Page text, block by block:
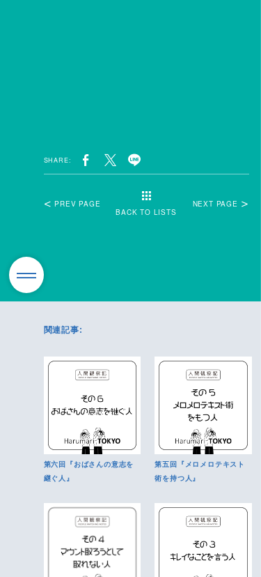
SHARE:
BACK TO LISTS
PREV PAGE NEXT PAGE
関連記事:
第六回『おばさんの意志を
継ぐ人』
第五回『メロメロテキスト
術を持つ人』